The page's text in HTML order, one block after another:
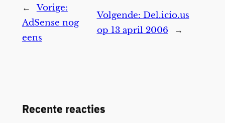
←
Vorige:
AdSense nog
eens
Volgende: Del.icio.us
op 13 april 2006
→
Recente reacties